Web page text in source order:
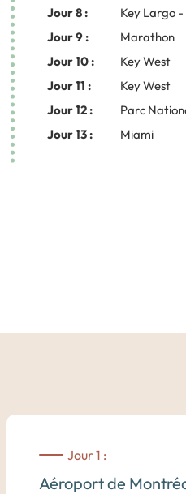
Jour 8 :
Key Largo
Jour 9 :
Marathon
Jour 10 :
Key West
Jour 11 :
Key West
Jour 12 :
Parc
Jour 13 :
Miami
Jour 1 :
Aéroport de